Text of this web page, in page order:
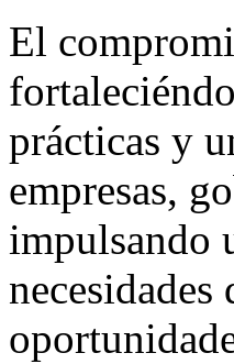
El
prácticas y
empresas,
impulsando
necesidades